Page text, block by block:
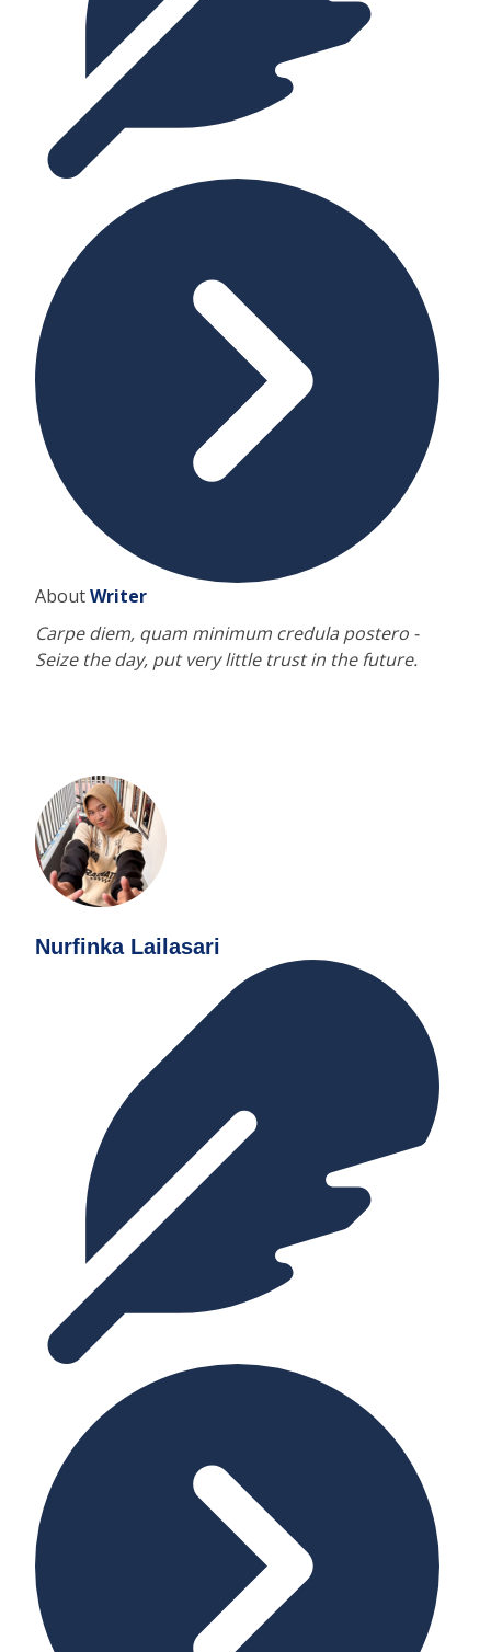
AboutWriter
Carpe diem, quam minimum credula postero -
Seize the day, put very little trust in the future.
Nurfinka Lailasari